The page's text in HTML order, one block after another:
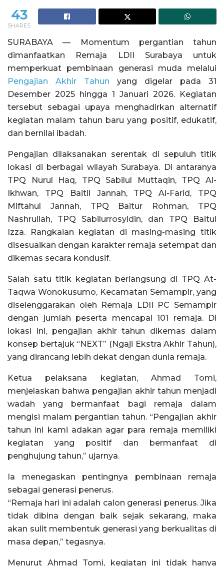
43
SHARES
SURABAYA — Momentum pergantian tahun
dimanfaatkan Remaja LDII Surabaya untuk
memperkuat pembinaan generasi muda melalui
Pengajian Akhir Tahun yang digelar pada 31
Desember 2025 hingga 1 Januari 2026. Kegiatan
tersebut sebagai upaya menghadirkan alternatif
kegiatan malam tahun baru yang positif, edukatif,
dan bernilai ibadah.
Pengajian dilaksanakan serentak di sepuluh titik
lokasi di berbagai wilayah Surabaya. Di antaranya
TPQ Nurul Haq, TPQ Sabilul Muttaqin, TPQ Al-
Ikhwan, TPQ Baitil Jannah, TPQ Al-Farid, TPQ
Miftahul Jannah, TPQ Baitur Rohman, TPQ
Nashrullah, TPQ Sabilurrosyidin, dan TPQ Baitul
Izza. Rangkaian kegiatan di masing-masing titik
disesuaikan dengan karakter remaja setempat dan
dikemas secara kondusif.
Salah satu titik kegiatan berlangsung di TPQ At-
Taqwa Wonokusumo, Kecamatan Semampir, yang
diselenggarakan oleh Remaja LDII PC Semampir
dengan jumlah peserta mencapai 101 remaja. Di
lokasi ini, pengajian akhir tahun dikemas dalam
konsep bertajuk “NEXT” (Ngaji Ekstra Akhir Tahun),
yang dirancang lebih dekat dengan dunia remaja.
Ketua pelaksana kegiatan, Ahmad Tomi,
menjelaskan bahwa pengajian akhir tahun menjadi
wadah yang bermanfaat bagi remaja dalam
mengisi malam pergantian tahun. “Pengajian akhir
tahun ini kami adakan agar para remaja memiliki
kegiatan yang positif dan bermanfaat di
penghujung tahun,” ujarnya.
Ia menegaskan pentingnya pembinaan remaja
sebagai generasi penerus.
“Remaja hari ini adalah calon generasi penerus. Jika
tidak dibina dengan baik sejak sekarang, maka
akan sulit membentuk generasi yang berkualitas di
masa depan,” tegasnya.
Menurut Ahmad Tomi, kegiatan ini tidak hanya